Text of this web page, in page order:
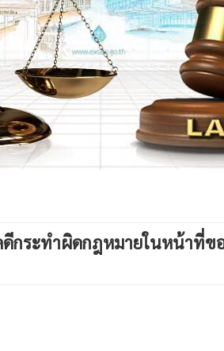
ดีกระทำผิดกฎหมายในหน้าที่